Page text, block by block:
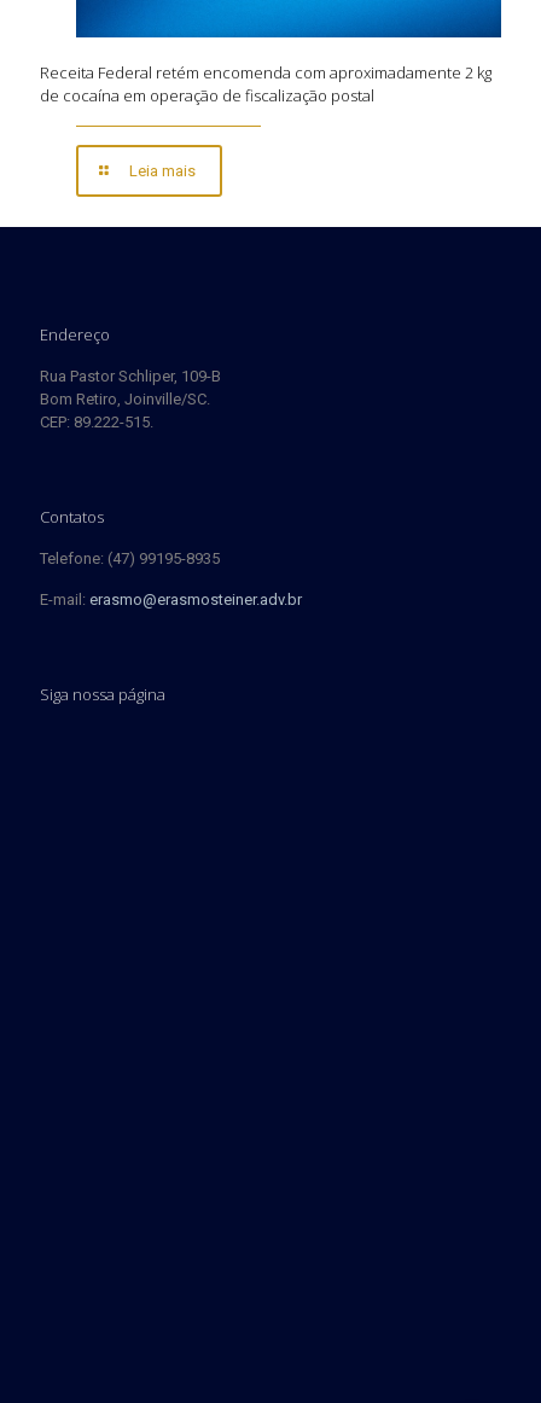
Receita Federal retém encomenda com aproximadamente 2 kg
de cocaína em operação de fiscalização postal
Leia mais
Endereço
Rua Pastor Schliper, 109-B
Bom Retiro, Joinville/SC.
CEP: 89.222-515.
Contatos
Telefone: (47) 99195-8935
E-mail: erasmo@erasmosteiner.adv.br
Siga nossa página